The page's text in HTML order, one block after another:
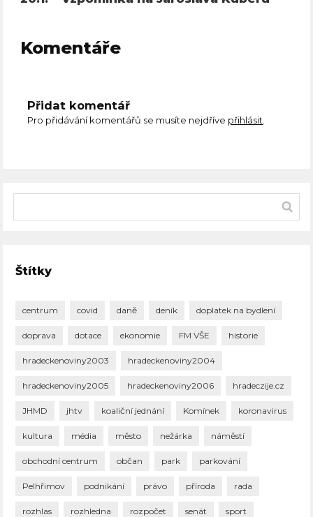
Komentáře
Přidat komentář
Pro přidávání komentářů se musíte nejdříve přihlásit
Štítky
centrum covid daně deník doplatek na bydlení
doprava dotace ekonomie FM VŠE historie
hradeckenoviny2003 hradeckenoviny2004
hradeckenoviny2005 hradeckenoviny2006 hradeczije.cz
JHMD jhtv koaliční jednání Komínek koronavirus
kultura média město nežárka náměstí
obchodní centrum občan park parkování
Pelhřimov podnikání právo příroda rada
rozhlas rozhledna rozpočet senát sport